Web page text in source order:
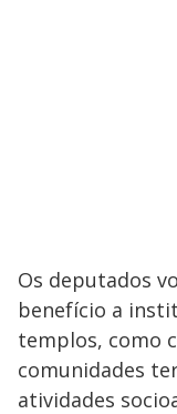
Os deputados
benefício a
templos, como
comunidades
atividades